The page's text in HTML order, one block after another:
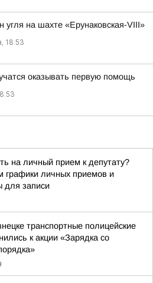
угля на шахте «Ерунаковская-VIII»
18:53
оказывать первую помощь
на личный прием к депутату?
графики личных приемов и
для записи
транспортные полицейские
к акции «Зарядка со